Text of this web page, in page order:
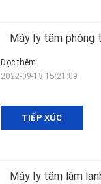
Máy ly tâm phòng
TIẾP XÚC
Đọc thêm
2022-09-13 15:21:09
Máy ly tâm làm